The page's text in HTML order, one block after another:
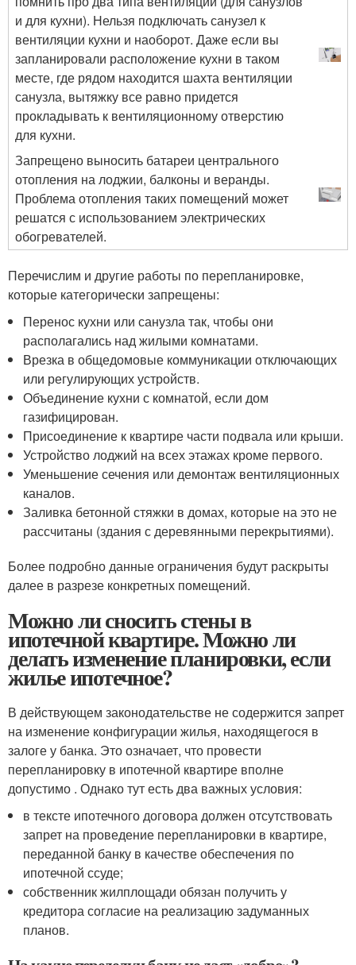
и для кухни). Нельзя подключать санузел к
вентиляции кухни и наоборот. Даже если вы
запланировали расположение кухни в таком
месте, где рядом находится шахта вентиляции
санузла, вытяжку все равно придется
прокладывать к вентиляционному отверстию
для кухни.
Запрещено выносить батареи центрального
отопления на лоджии, балконы и веранды.
Проблема отопления таких помещений может
решатся с использованием электрических
обогревателей.
Перечислим и другие работы по перепланировке,
которые категорически запрещены:
Перенос кухни или санузла так, чтобы они
располагались над жилыми комнатами.
Врезка в общедомовые коммуникации отключающих
или регулирующих устройств.
Объединение кухни с комнатой, если дом
газифицирован.
Присоединение к квартире части подвала или крыши.
Устройство лоджий на всех этажах кроме первого.
Уменьшение сечения или демонтаж вентиляционных
каналов.
Заливка бетонной стяжки в домах, которые на это не
рассчитаны (здания с деревянными перекрытиями).
Более подробно данные ограничения будут раскрыты
далее в разрезе конкретных помещений.
Можно ли сносить стены в
ипотечной квартире. Можно ли
делать изменение планировки, если
жилье ипотечное?
В действующем законодательстве не содержится запрет
на изменение конфигурации жилья, находящегося в
залоге у банка. Это означает, что провести
перепланировку в ипотечной квартире вполне
допустимо . Однако тут есть два важных условия:
в тексте ипотечного договора должен отсутствовать
запрет на проведение перепланировки в квартире,
переданной банку в качестве обеспечения по
ипотечной ссуде;
собственник жилплощади обязан получить у
кредитора согласие на реализацию задуманных
планов.